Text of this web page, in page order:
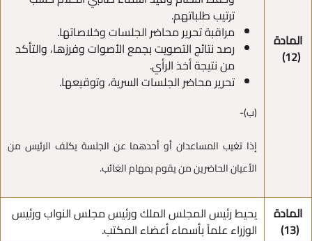
المادة
ترتيب طلباتهم.
مراقبة تحرير محاضر الجلسات وخلاصاتها.
رصد نتائج التصويت بجمع الأصوات وفرزها، والتأكد
من نتيجة أخذ الرأي.
تحرير محاضر الجلسات السرية، وتوقيعها.
(ب)-
إذا تغيب المساعدان أو أحدهما عن الجلسة يكلف الرئيس من
الأعيان الحاضرين من يقوم بمهام الغائب.
المادة
يحيط رئيس المجلس الملك ورئيس مجلس النواب ورئيس
الوزراء علماً بأسماء أعضاء المكتب.